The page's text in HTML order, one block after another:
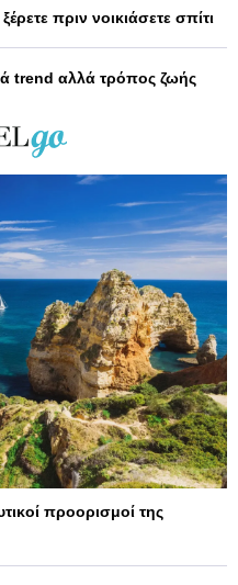
πριν νοικιάσετε σπίτι
trend αλλά τρόπος ζωής
προορισμοί της